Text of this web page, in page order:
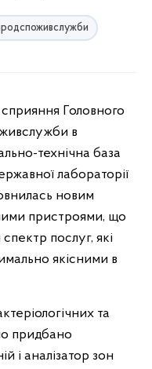
в
технічна база
лабораторії
новим
пристроями, що
послуг, які
якісними в
та
придбано
і аналізатор зон